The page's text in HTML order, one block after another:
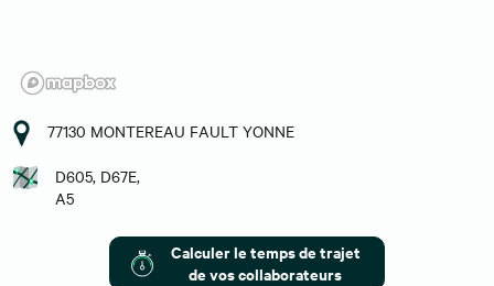
77130 MONTEREAU FAULT YONNE
D605, D67E,
A5
Calculer le temps de trajet
de vos collaborateurs